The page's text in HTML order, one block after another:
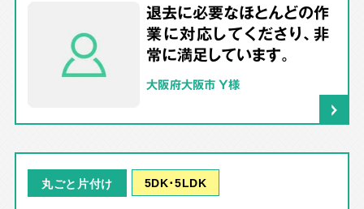
退去に必要なほとんどの作
業に対応してくださり、非
常に満足しています。
大阪府大阪市 Y様
丸ごと片付け 5DK･5LDK